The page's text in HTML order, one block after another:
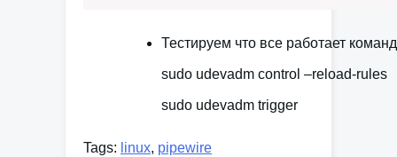
Тестируем что все работает
sudo udevadm control –reload-rules
sudo udevadm trigger
Tags: linux, pipewire